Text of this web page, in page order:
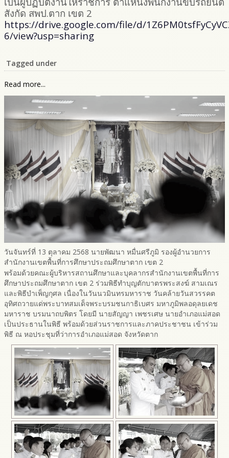
สังกัด สพป.ตาก เขต 2
https://drive.google.com/file/d/
6/view?usp=sharing
Tagged under
Read more...
วันจันทร์ที่ 13 ตุลาคม 2568 นายพัฒนา หมื่นศรีภูมิ รองผู้อำนวยการ
สำนักงานเขตพื้นที่การศึกษาประถมศึกษาตาก เขต 2
พร้อมด้วยคณะผู้บริหารสถานศึกษาและบุคลากรสำนักงานเขตพื้นที่การ
ศึกษาประถมศึกษาตาก เขต 2 ร่วมพิธีทำบุญตักบาตรพระสงฆ์ สามเณร
และพิธีบำเพ็ญกุศล เนื่องในวันนวมินทรมหาราช วันคล้ายวันสวรรคต
อุทิศถวายแด่พระบาทสมเด็จพระบรมชนกาธิเบศร มหาภูมิพลอดุลยเดช
มหาราช บรมนาถบพิตร โดยมี นายสัญญา เพชรเศษ นายอำเภอแม่สอด
เป็นประธานในพิธี พร้อมด้วยส่วนราชการและภาคประชาชน เข้าร่วม
พิธี ณ หอประชุมที่ว่าการอำเภอแม่สอด จังหวัดตาก